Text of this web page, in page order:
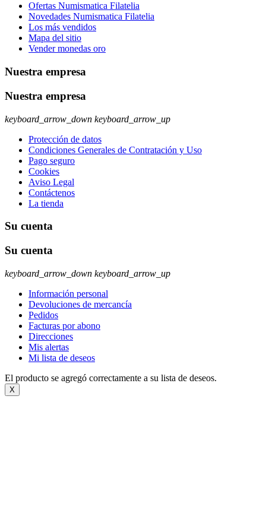
Ofertas Numismatica Filatelia
Novedades Numismatica Filatelia
Los más vendidos
Mapa del sitio
Vender monedas oro
Nuestra empresa
Nuestra empresa
keyboard_arrow_down keyboard_arrow_up
Protección de datos
Condiciones Generales de Contratación y Uso
Pago seguro
Cookies
Aviso Legal
Contáctenos
La tienda
Su cuenta
Su cuenta
keyboard_arrow_down keyboard_arrow_up
Información personal
Devoluciones de mercancía
Pedidos
Facturas por abono
Direcciones
Mis alertas
Mi lista de deseos
El producto se agregó correctamente a su lista de deseos.
X